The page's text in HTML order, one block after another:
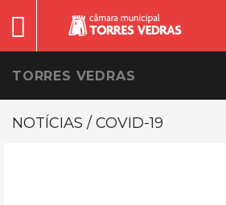
TORRES VEDRAS
NOTÍCIAS / COVID-19